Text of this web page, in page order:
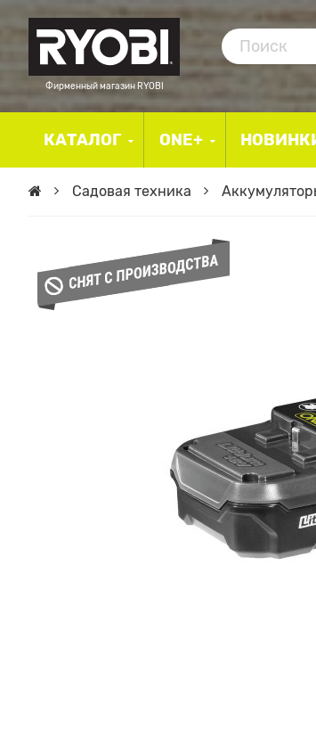
Фирменный магазин RYOBI
КАТАЛОГ ONE+
Садовая техника